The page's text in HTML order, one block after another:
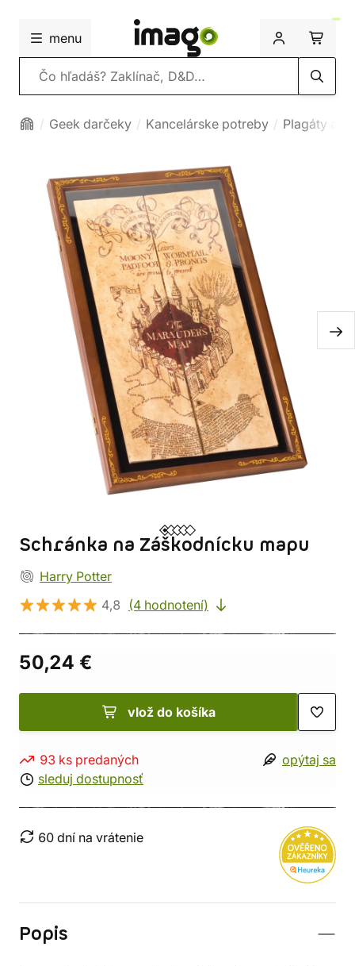
menu
Vyhľadávanie
Geek darčeky Kancelárske potreby Plagáty a
Schránka na Záškodnícku mapu
Harry Potter
4,8
(4 hodnotení)
50,24 €
vlož do košíka
93 ks predaných
sleduj dostupnosť
opýtaj sa
60 dní na vrátenie
Popis